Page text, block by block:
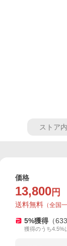
価格
13,800 円
送料無料 （全国
5%獲得 （633
獲得のうち4.5%